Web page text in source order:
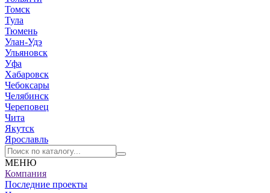
Томск
Тула
Тюмень
Улан-Удэ
Ульяновск
Уфа
Хабаровск
Чебоксары
Челябинск
Череповец
Чита
Якутск
Ярославль
МЕНЮ
Компания
Последние проекты